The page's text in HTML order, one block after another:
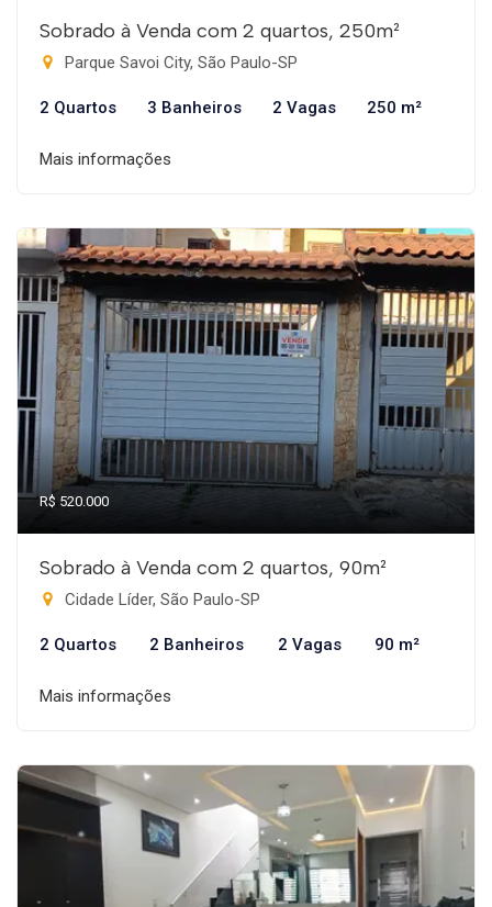
Sobrado à Venda com 2 quartos, 250m²
Parque Savoi City, São Paulo-SP
2 Quartos 3 Banheiros 2 Vagas 250 m²
Mais informações
R$ 520.000
Sobrado à Venda com 2 quartos, 90m²
Cidade Líder, São Paulo-SP
2 Quartos 2 Banheiros 2 Vagas 90 m²
Mais informações